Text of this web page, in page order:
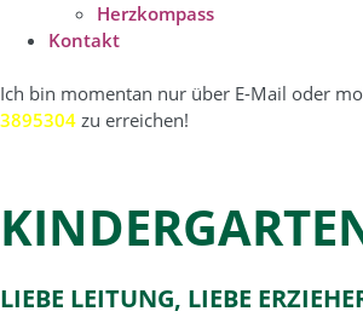
Herzkompass
Kontakt
Ich bin momentan nur über E-Mail oder
3895304 zu erreichen!
LIEBE LEITUNG, LIEBE